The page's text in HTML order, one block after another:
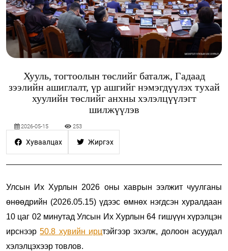
Хууль, тогтоолын төслийг баталж, Гадаад
зээлийн ашиглалт, үр ашгийг нэмэгдүүлэх тухай
хуулийн төслийг анхны хэлэлцүүлэгт
шилжүүлэв
2026-05-15 253
Хуваалцах Жиргэх
Улсын Их Хурлын 2026 оны хаврын ээлжит чуулганы
өнөөдрийн (2026.05.15) үдээс өмнөх нэгдсэн хуралдаан
10 цаг 02 минутад Улсын Их Хурлын 64 гишүүн хүрэлцэн
ирснээр50.8 хувийн ирцтэйгээр эхэлж, долоон асуудал
хэлэлцэхээр товлов.